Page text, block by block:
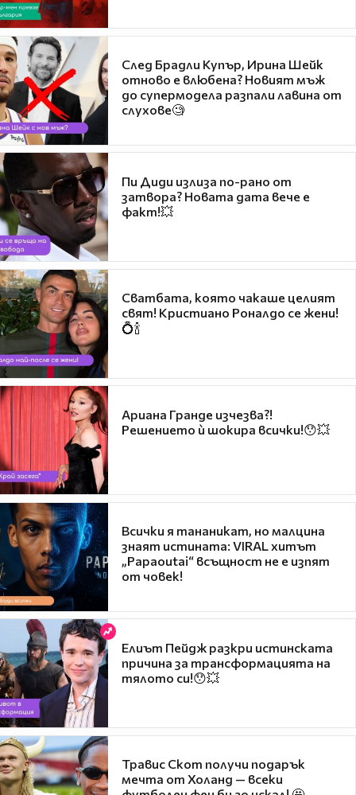
След Брадли Купър, Ирина Шейк
отново е влюбена? Новият мъж
до супермодела разпали лавина от
слухове🧐
Пи Диди излиза по-рано от
затвора? Новата дата вече е
факт!💥
Сватбата, която чакаше целият
свят! Кристиано Роналдо се жени!
💍🍾
Ариана Гранде изчезва?!
Решението ѝ шокира всички!😯💥
Всички я тананикат, но малцина
знаят истината: VIRAL хитът
„Papaoutai“ всъщност не е изпят
от човек!
Елиът Пейдж разкри истинската
причина за трансформацията на
тялото си!😯💥
Травис Скот получи подарък
мечта от Холанд — всеки